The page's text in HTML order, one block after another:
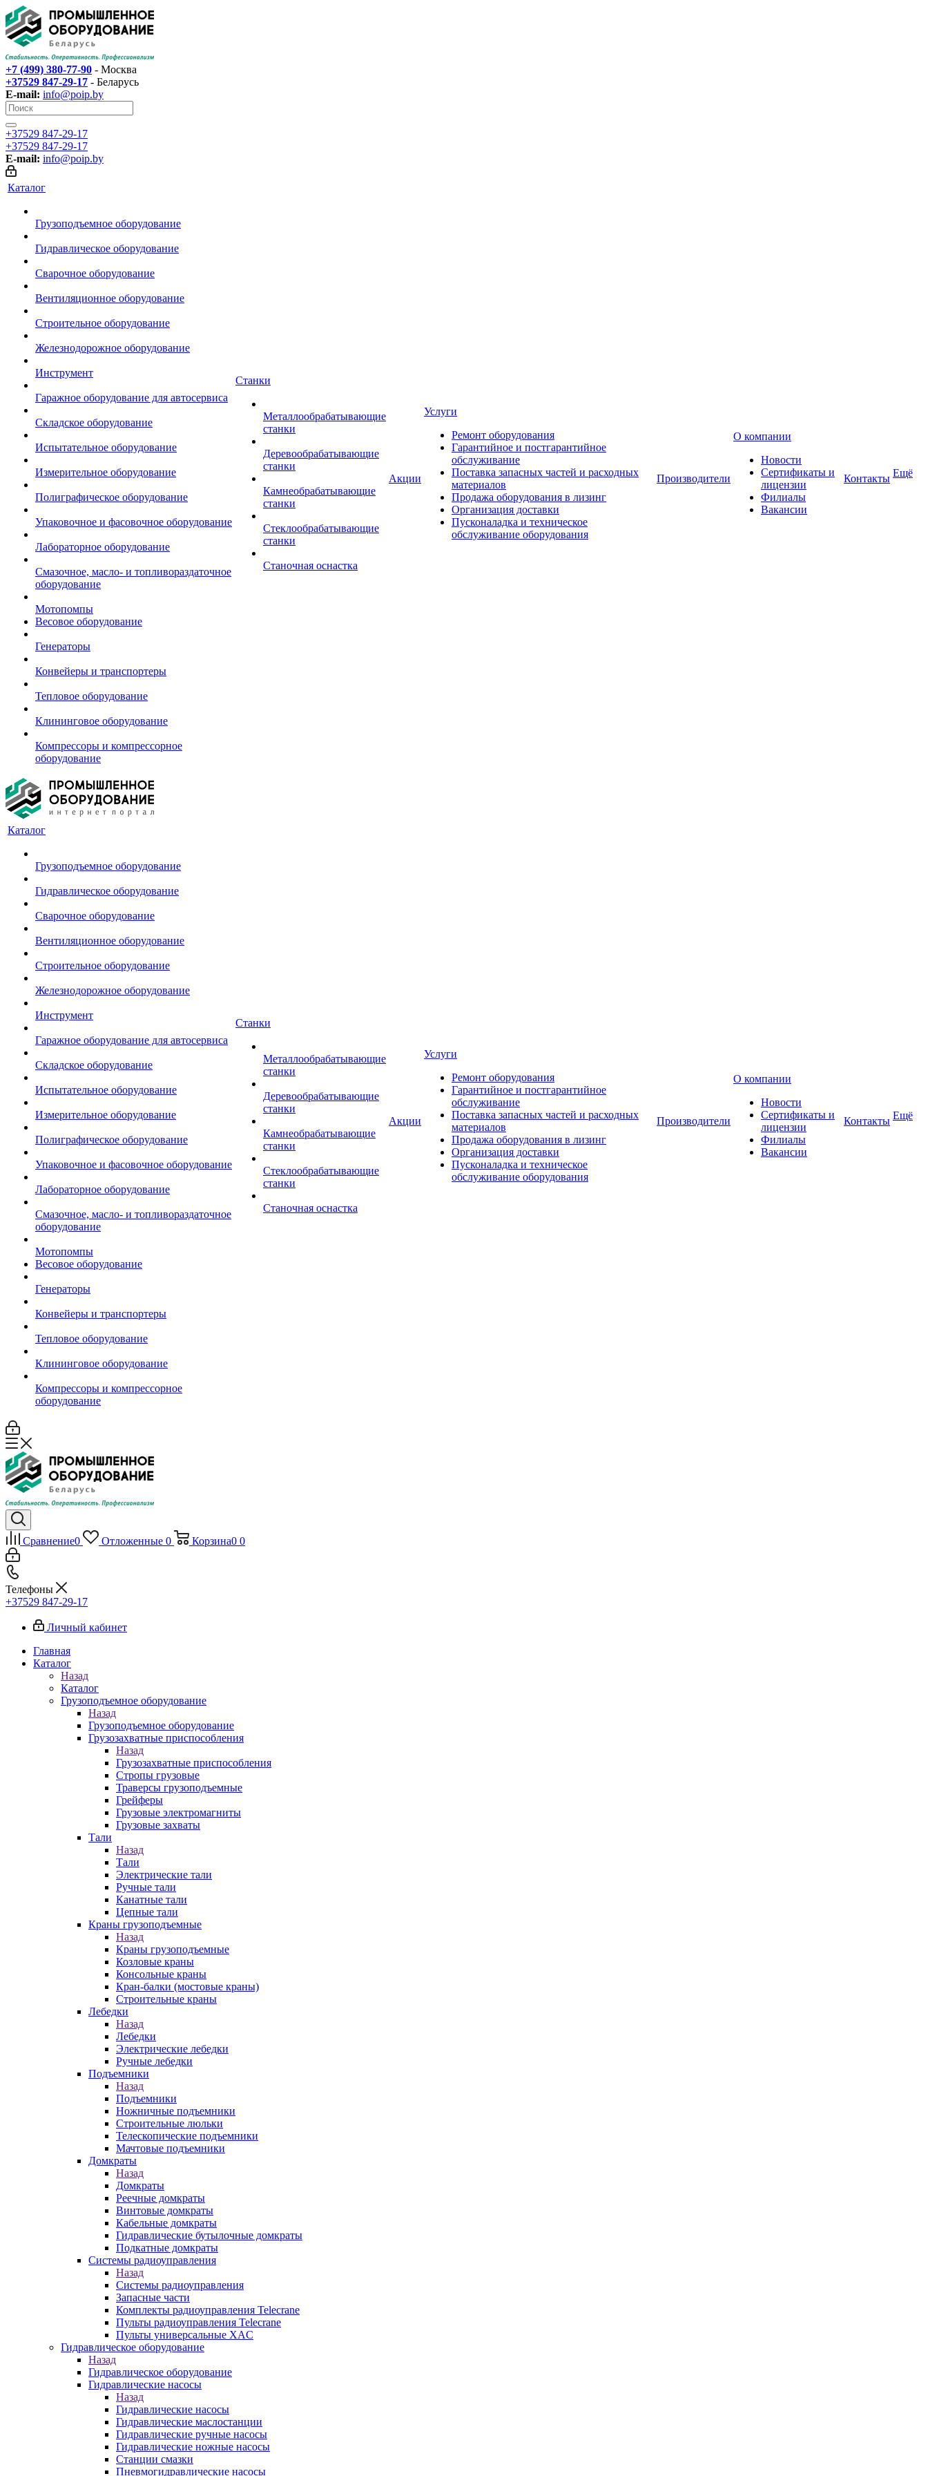
+7 (499) 380-77-90 - Москва
+37529 847-29-17‬ - Беларусь
E-mail: info@poip.by
+37529 847-29-17‬
+37529 847-29-17‬
E-mail: info@poip.by
Каталог
Грузоподъемное оборудование
Гидравлическое оборудование
Сварочное оборудование
Вентиляционное оборудование
Строительное оборудование
Железнодорожное оборудование
Инструмент
Гаражное оборудование для автосервиса
Складское оборудование
Испытательное оборудование
Измерительное оборудование
Полиграфическое оборудование
Упаковочное и фасовочное оборудование
Лабораторное оборудование
Смазочное, масло- и топливораздаточное
оборудование
Мотопомпы
Весовое оборудование
Генераторы
Конвейеры и транспортеры
Тепловое оборудование
Клининговое оборудование
Компрессоры и компрессорное
оборудование
Станки
Металлообрабатывающие
станки
Деревообрабатывающие
станки
Камнеобрабатывающие
станки
Стеклообрабатывающие
станки
Станочная оснастка
Акции
Услуги
Ремонт оборудования
Гарантийное и постгарантийное
обслуживание
Поставка запасных частей и расходных
материалов
Продажа оборудования в лизинг
Организация доставки
Пусконаладка и техническое
обслуживание оборудования
Производители
О компании
Новости
Сертификаты и
лицензии
Филиалы
Вакансии
Контакты Ещё
Каталог
Грузоподъемное оборудование
Гидравлическое оборудование
Сварочное оборудование
Вентиляционное оборудование
Строительное оборудование
Железнодорожное оборудование
Инструмент
Гаражное оборудование для автосервиса
Складское оборудование
Испытательное оборудование
Измерительное оборудование
Полиграфическое оборудование
Упаковочное и фасовочное оборудование
Лабораторное оборудование
Смазочное, масло- и топливораздаточное
оборудование
Мотопомпы
Весовое оборудование
Генераторы
Конвейеры и транспортеры
Тепловое оборудование
Клининговое оборудование
Компрессоры и компрессорное
оборудование
Станки
Металлообрабатывающие
станки
Деревообрабатывающие
станки
Камнеобрабатывающие
станки
Стеклообрабатывающие
станки
Станочная оснастка
Акции
Услуги
Ремонт оборудования
Гарантийное и постгарантийное
обслуживание
Поставка запасных частей и расходных
материалов
Продажа оборудования в лизинг
Организация доставки
Пусконаладка и техническое
обслуживание оборудования
Производители
О компании
Новости
Сертификаты и
лицензии
Филиалы
Вакансии
Контакты Ещё
Сравнение0 Отложенные 0 Корзина0 0
Телефоны
+37529 847-29-17‬
Личный кабинет
Главная
Каталог
Назад
Каталог
Грузоподъемное оборудование
Назад
Грузоподъемное оборудование
Грузозахватные приспособления
Назад
Грузозахватные приспособления
Стропы грузовые
Траверсы грузоподъемные
Грейферы
Грузовые электромагниты
Грузовые захваты
Тали
Назад
Тали
Электрические тали
Ручные тали
Канатные тали
Цепные тали
Краны грузоподъемные
Назад
Краны грузоподъемные
Козловые краны
Консольные краны
Кран-балки (мостовые краны)
Строительные краны
Лебедки
Назад
Лебедки
Электрические лебедки
Ручные лебедки
Подъемники
Назад
Подъемники
Ножничные подъемники
Строительные люльки
Телескопические подъемники
Мачтовые подъемники
Домкраты
Назад
Домкраты
Реечные домкраты
Винтовые домкраты
Кабельные домкраты
Гидравлические бутылочные домкраты
Подкатные домкраты
Системы радиоуправления
Назад
Системы радиоуправления
Запасные части
Комплекты радиоуправления Telecrane
Пульты радиоуправления Telecrane
Пульты универсальные XAC
Гидравлическое оборудование
Назад
Гидравлическое оборудование
Гидравлические насосы
Назад
Гидравлические насосы
Гидравлические маслостанции
Гидравлические ручные насосы
Гидравлические ножные насосы
Станции смазки
Пневмогидравлические насосы